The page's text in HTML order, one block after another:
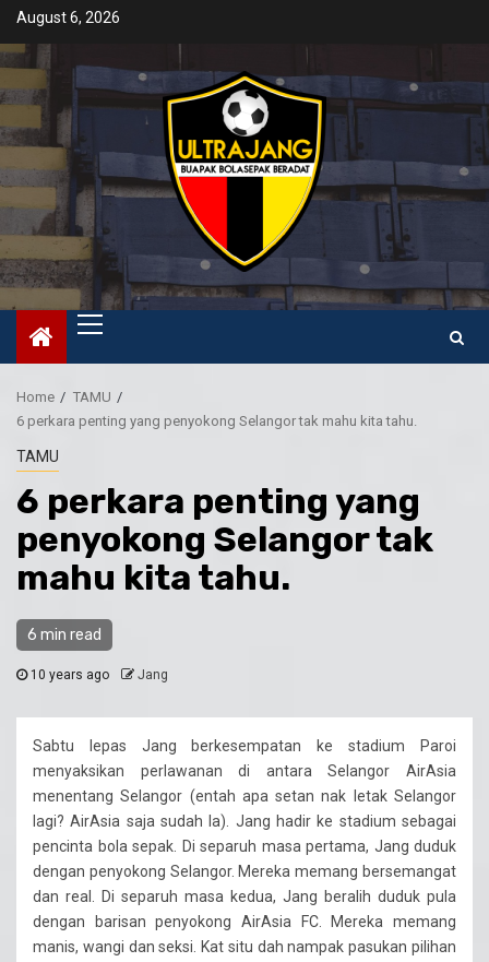
SkipAugust 6, 2026
Primary
Home
TAMU
6 perkara penting yang penyokong Selangor tak mahu kita tahu.
TAMU
6 perkara penting yang
penyokong Selangor tak
mahu kita tahu.
6 min read
10 years ago Jang
Sabtu lepas Jang berkesempatan ke stadium Paroi
menyaksikan perlawanan di antara Selangor AirAsia
menentang Selangor (entah apa setan nak letak Selangor
lagi? AirAsia saja sudah la). Jang hadir ke stadium sebagai
pencinta bola sepak. Di separuh masa pertama, Jang duduk
dengan penyokong Selangor. Mereka memang bersemangat
dan real. Di separuh masa kedua, Jang beralih duduk pula
dengan barisan penyokong AirAsia FC. Mereka memang
manis, wangi dan seksi. Kat situ dah nampak pasukan pilihan